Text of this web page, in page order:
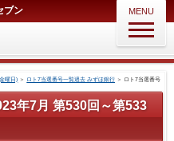
ブン MENU
曜日) ＞ ロト7当選番号一覧過去 みずほ銀行 ＞
ロト7当選番号
年7月 第530回～第533